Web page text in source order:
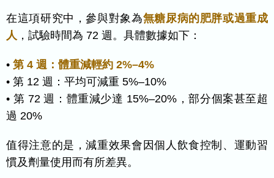
在這項研究中，參與對象為無糖尿病的肥胖或過重成
人 ，試驗時間為 72 週。具體數據如下：
• 第 4 週：體重減輕約 2%–4%
• 第 12 週：平均可減重 5%–10%
• 第 72 週：體重減少達 15%–20%，部分個案甚至超
過 20%
值得注意的是，減重效果會因個人飲食控制、運動習
慣及劑量使用而有所差異。